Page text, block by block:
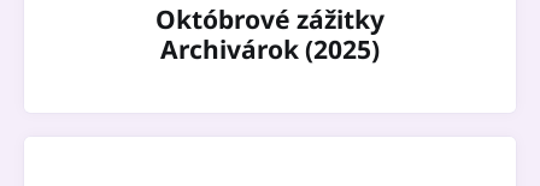
Októbrové zážitky
Archivárok (2025)